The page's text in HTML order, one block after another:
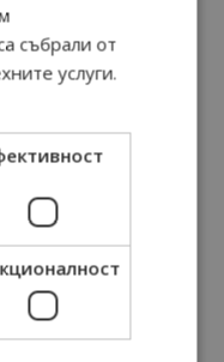
Перник – град на
събрали от
услуги.